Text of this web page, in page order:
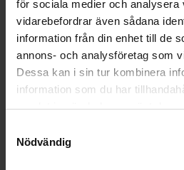
för sociala medier och analysera
vidarebefordrar även sådana
information från din enhet till de
annons- och analysföretag som
Dessa kan i sin tur kombinera
information som du har
samlat in när du har använt
Nödvändig
Tillverkas av Medicon i
att säkerställa att de är av
för långvarig användning av
Inriktade på kundorienterade
Sortimentet omfattar
benfiler samt specialiserade